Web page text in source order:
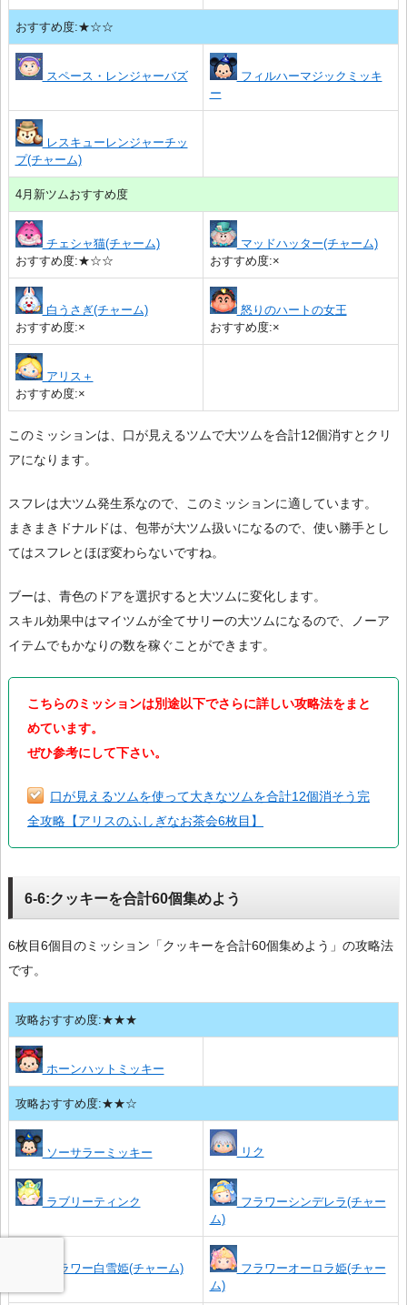
おすすめ度:★☆☆
スペース・レンジャーバズ
フィルハーマジックミッキ
ー
レスキューレンジャーチッ
プ(チャーム)
4月新ツムおすすめ度
チェシャ猫(チャーム)
おすすめ度:★☆☆
マッドハッター(チャーム)
おすすめ度:×
白うさぎ(チャーム)
おすすめ度:×
怒りのハートの女王
おすすめ度:×
アリス＋
おすすめ度:×
このミッションは、口が見えるツムで大ツムを合計12個消すとクリ
アになります。
スフレは大ツム発生系なので、このミッションに適しています。
まきまきドナルドは、包帯が大ツム扱いになるので、使い勝手とし
てはスフレとほぼ変わらないですね。
ブーは、青色のドアを選択すると大ツムに変化します。
スキル効果中はマイツムが全てサリーの大ツムになるので、ノーア
イテムでもかなりの数を稼ぐことができます。
こちらのミッションは別途以下でさらに詳しい攻略法をまと
めています。
ぜひ参考にして下さい。
口が見えるツムを使って大きなツムを合計12個消そう完
全攻略【アリスのふしぎなお茶会6枚目】
6-6:クッキーを合計60個集めよう
6枚目6個目のミッション「クッキーを合計60個集めよう」の攻略法
です。
攻略おすすめ度:★★★
ホーンハットミッキー
攻略おすすめ度:★★☆
ソーサラーミッキー リク
ラブリーティンク
フラワーシンデレラ(チャー
ム)
フラワー白雪姫(チャーム)
フラワーオーロラ姫(チャー
ム)